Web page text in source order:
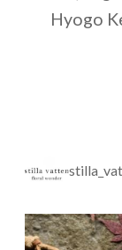
Hyogo